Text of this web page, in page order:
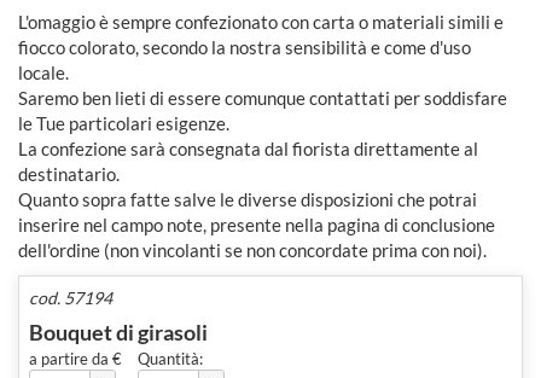
L'omaggio è sempre confezionato con carta o materiali simili e
fiocco colorato, secondo la nostra sensibilità e come d'uso
locale.
Saremo ben lieti di essere comunque contattati per soddisfare
le Tue particolari esigenze.
La confezione sarà consegnata dal fiorista direttamente al
destinatario.
Quanto sopra fatte salve le diverse disposizioni che potrai
inserire nel campo note, presente nella pagina di conclusione
dell'ordine (non vincolanti se non concordate prima con noi).
cod. 57194
Bouquet di girasoli
a partire da € Quantità: